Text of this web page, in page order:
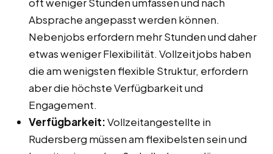
Absprache angepasst werden können.
Nebenjobs erfordern mehr Stunden und daher
etwas weniger Flexibilität. Vollzeitjobs haben
die am wenigsten flexible Struktur, erfordern
aber die höchste Verfügbarkeit und
Engagement.
Verfügbarkeit:Vollzeitangestellte in
Rudersberg müssen am flexibelsten sein und